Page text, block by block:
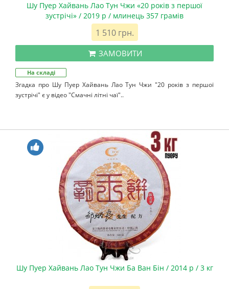
Шу Пуер Хайвань Лао Тун Чжи «20 років з першої
зустрічі» / 2019 р / млинець 357 грамів
1 510 грн.
ЗАМОВИТИ
На складі
Згадка про Шу Пуер Хайвань Лао Тун Чжи "20 років з першої
зустрічі" є у відео "Смачні літні чаї"..
Шу Пуер Хайвань Лао Тун Чжи Ба Ван Бін / 2014 р / 3 кг